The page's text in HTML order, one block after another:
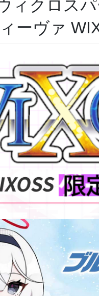
ィクロス
ーヴァ